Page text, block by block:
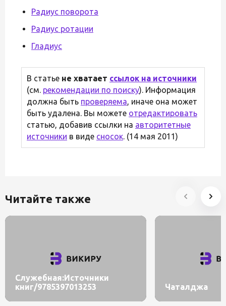
Радиус поворота
Радиус ротации
Гладиус
В статье не хватает ссылок на источники
(см. рекомендации по поиску). Информация
должна быть проверяема, иначе она может
быть удалена. Вы можете отредактировать
статью, добавив ссылки на авторитетные
источники в виде сносок. (14 мая 2011)
Читайте также
Служебная:Источники
книг/9785397013253
Чаталджа